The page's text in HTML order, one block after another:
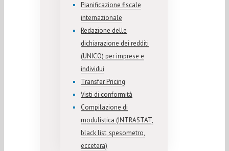
Pianificazione fiscale
internazionale
Redazione delle
dichiarazione dei redditi
(UNICO) per imprese e
individui
Transfer Pricing
Visti di conformità
Compilazione di
modulistica (INTRASTAT,
black list, spesometro,
eccetera)